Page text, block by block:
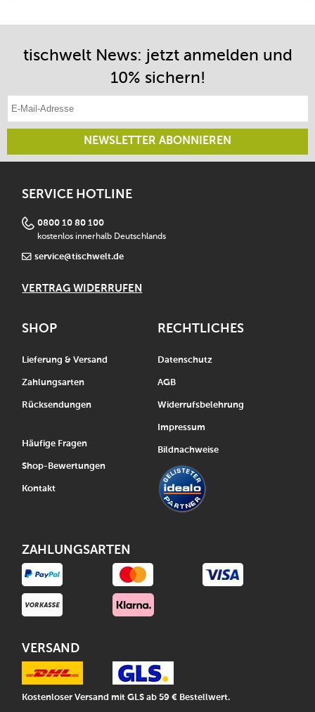
tischwelt News: jetzt anmelden und
10% sichern!
NEWSLETTER ABONNIEREN
SERVICE HOTLINE
0800 10 80 100
kostenlos innerhalb Deutschlands
service@tischwelt.de
VERTRAG WIDERRUFEN
SHOP
Lieferung & Versand
Zahlungsarten
Rücksendungen
Häufige Fragen
Shop-Bewertungen
Kontakt
RECHTLICHES
Datenschutz
AGB
Widerrufsbelehrung
Impressum
Bildnachweise
ZAHLUNGSARTEN
VERSAND
Kostenloser Versand mit GLS ab 59 € Bestellwert.